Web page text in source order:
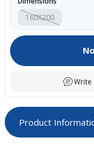
160X200
Write
Product